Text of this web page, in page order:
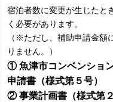
宿泊者数に変更が生じたと
く必要があります。
（※ただし、補助申請金額
りません。）
① 魚津市コンベンショ
申請書（様式第５号）
② 事業計画書（様式第２